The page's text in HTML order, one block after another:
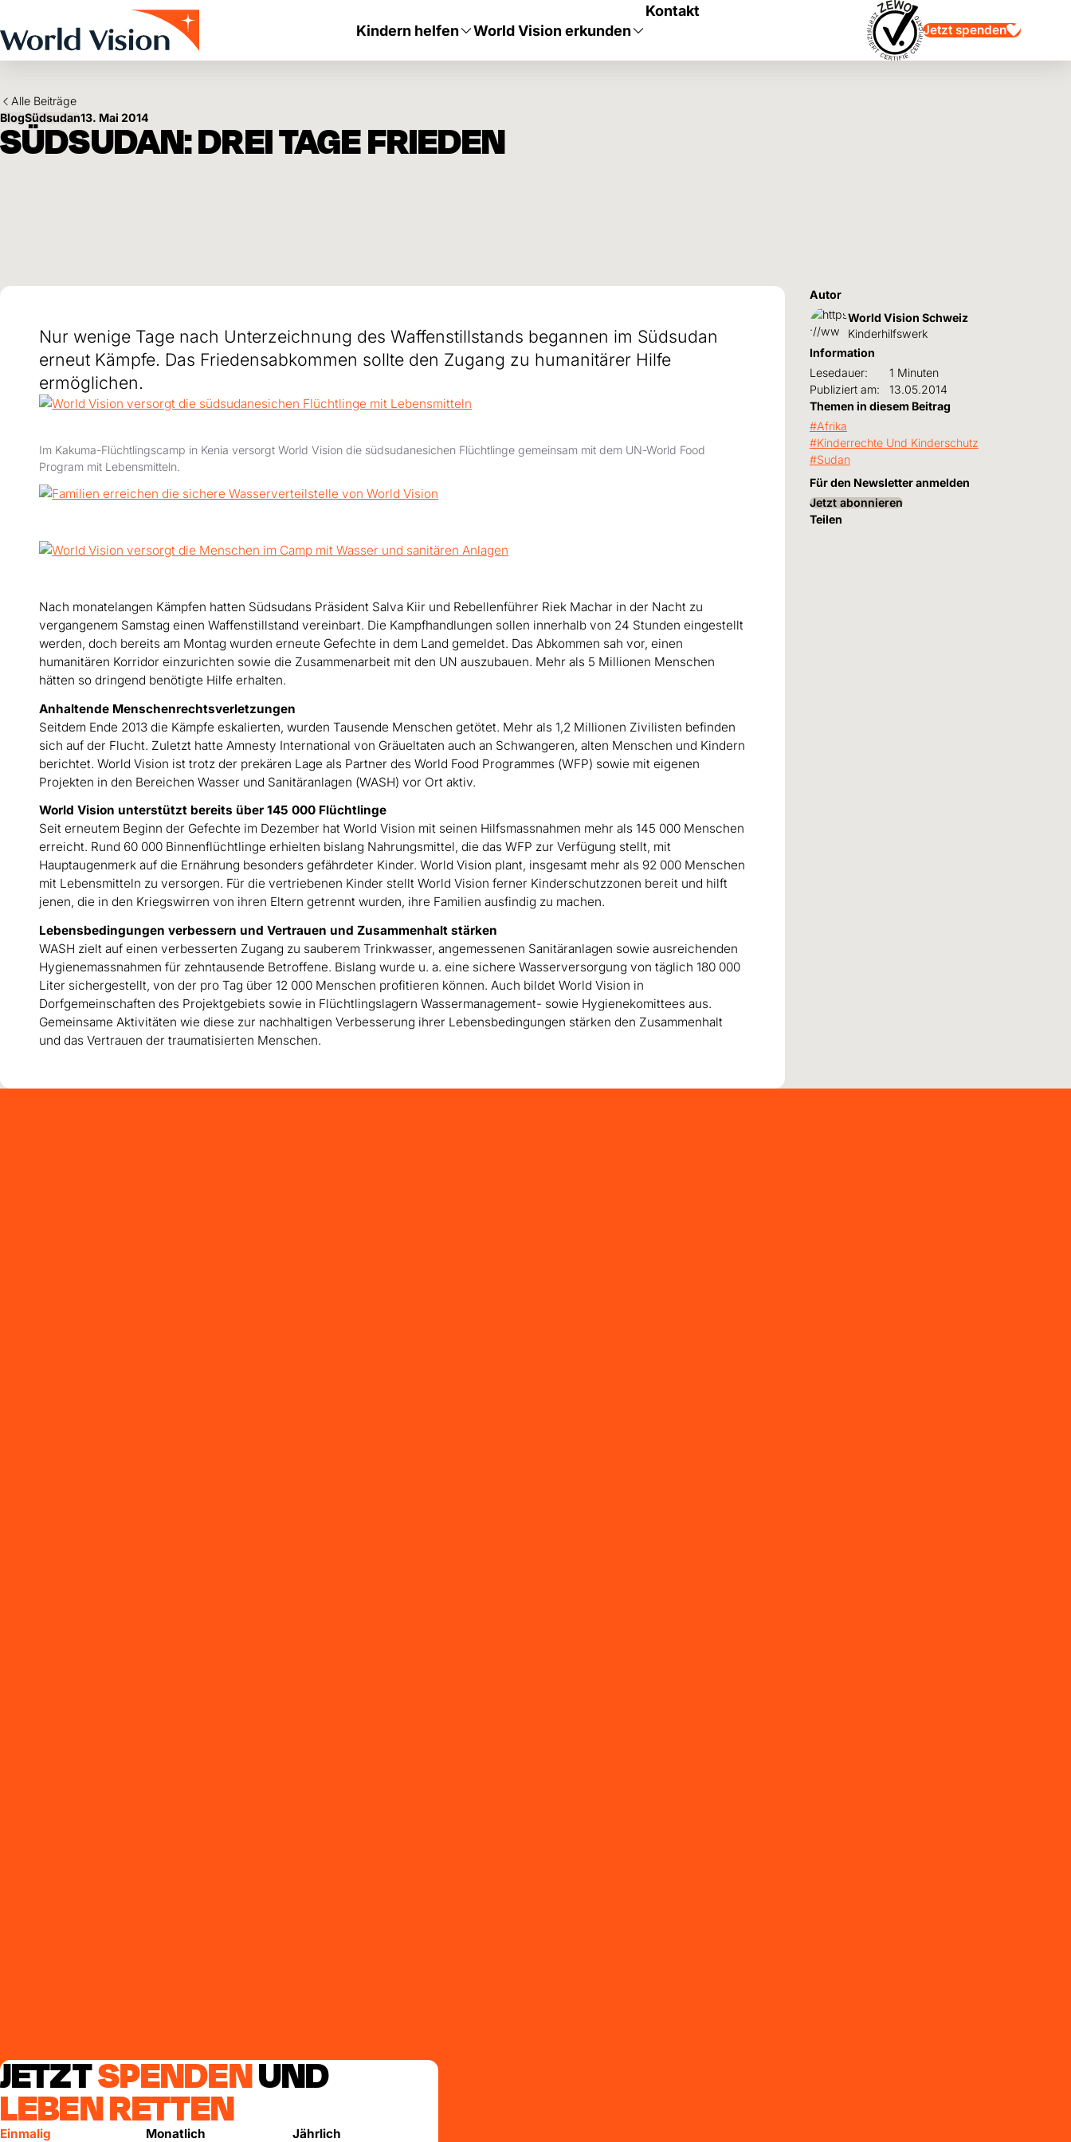
Kindern helfen World Vision erkunden
Kontakt
Jetzt spenden
Alle Beiträge
BlogSüdsudan13. Mai 2014
SÜDSUDAN: DREI TAGE FRIEDEN
Nur wenige Tage nach Unterzeichnung des Waffenstillstands begannen im Südsudan
erneut Kämpfe. Das Friedensabkommen sollte den Zugang zu humanitärer Hilfe
ermöglichen.
Im Kakuma-Flüchtlingscamp in Kenia versorgt World Vision die südsudanesichen Flüchtlinge gemeinsam mit dem UN-World Food
Program mit Lebensmitteln.
Nach monatelangen Kämpfen hatten Südsudans Präsident Salva Kiir und Rebellenführer Riek Machar in der Nacht zu
vergangenem Samstag einen Waffenstillstand vereinbart. Die Kampfhandlungen sollen innerhalb von 24 Stunden eingestellt
werden, doch bereits am Montag wurden erneute Gefechte in dem Land gemeldet. Das Abkommen sah vor, einen
humanitären Korridor einzurichten sowie die Zusammenarbeit mit den UN auszubauen. Mehr als 5 Millionen Menschen
hätten so dringend benötigte Hilfe erhalten.
Anhaltende Menschenrechtsverletzungen
Seitdem Ende 2013 die Kämpfe eskalierten, wurden Tausende Menschen getötet. Mehr als 1,2 Millionen Zivilisten befinden
sich auf der Flucht. Zuletzt hatte Amnesty International von Gräueltaten auch an Schwangeren, alten Menschen und Kindern
berichtet. World Vision ist trotz der prekären Lage als Partner des World Food Programmes (WFP) sowie mit eigenen
Projekten in den Bereichen Wasser und Sanitäranlagen (WASH) vor Ort aktiv.
World Vision unterstützt bereits über 145 000 Flüchtlinge
Seit erneutem Beginn der Gefechte im Dezember hat World Vision mit seinen Hilfsmassnahmen mehr als 145 000 Menschen
erreicht. Rund 60 000 Binnenflüchtlinge erhielten bislang Nahrungsmittel, die das WFP zur Verfügung stellt, mit
Hauptaugenmerk auf die Ernährung besonders gefährdeter Kinder. World Vision plant, insgesamt mehr als 92 000 Menschen
mit Lebensmitteln zu versorgen. Für die vertriebenen Kinder stellt World Vision ferner Kinderschutzzonen bereit und hilft
jenen, die in den Kriegswirren von ihren Eltern getrennt wurden, ihre Familien ausfindig zu machen.
Lebensbedingungen verbessern und Vertrauen und Zusammenhalt stärken
WASH zielt auf einen verbesserten Zugang zu sauberem Trinkwasser, angemessenen Sanitäranlagen sowie ausreichenden
Hygienemassnahmen für zehntausende Betroffene. Bislang wurde u. a. eine sichere Wasserversorgung von täglich 180 000
Liter sichergestellt, von der pro Tag über 12 000 Menschen profitieren können. Auch bildet World Vision in
Dorfgemeinschaften des Projektgebiets sowie in Flüchtlingslagern Wassermanagement- sowie Hygienekomittees aus.
Gemeinsame Aktivitäten wie diese zur nachhaltigen Verbesserung ihrer Lebensbedingungen stärken den Zusammenhalt
und das Vertrauen der traumatisierten Menschen.
Autor
World Vision Schweiz
Kinderhilfswerk
Information
Lesedauer:
1 Minuten
Publiziert am:
13.05.2014
Themen in diesem Beitrag
Afrika
Kinderrechte Und Kinderschutz
Sudan
Für den Newsletter anmelden
Jetzt abonnieren
Teilen
JETZTSPENDENUND
LEBEN RETTEN
Einmalig Monatlich Jährlich